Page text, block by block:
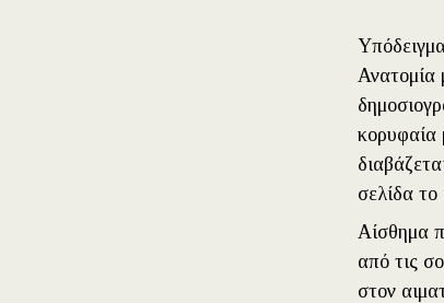
Ανατομία
κορυφαία
σελίδα
Αίσθημα
από τις
στον